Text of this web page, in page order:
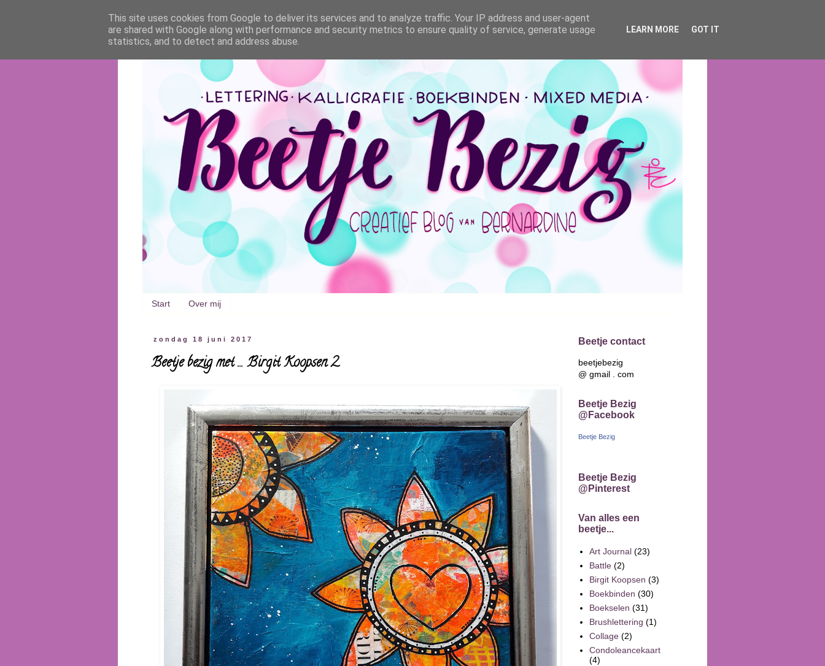
Start Over mij
zondag 18 juni 2017
Beetje bezig met ... Birgit Koopsen 2
Beetje contact
beetjebezig
@ gmail . com
Beetje Bezig
@Facebook
Beetje Bezig
Beetje Bezig
@Pinterest
Van alles een
beetje...
Art Journal (23)
Battle (2)
Birgit Koopsen (3)
Boekbinden (30)
Boekselen (31)
Brushlettering (1)
Collage (2)
Condoleancekaart
(4)
This site uses cookies from Google to deliver its services and to analyze traffic. Your IP address and user-agent
are shared with Google along with performance and security metrics to ensure quality of service, generate usage
statistics, and to detect and address abuse.
LEARN MORE GOT IT